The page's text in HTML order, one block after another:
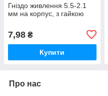
Гніздо живлення 5.5-2.1
мм на корпус, з гайкою
7,98 ₴
Купити
Про нас